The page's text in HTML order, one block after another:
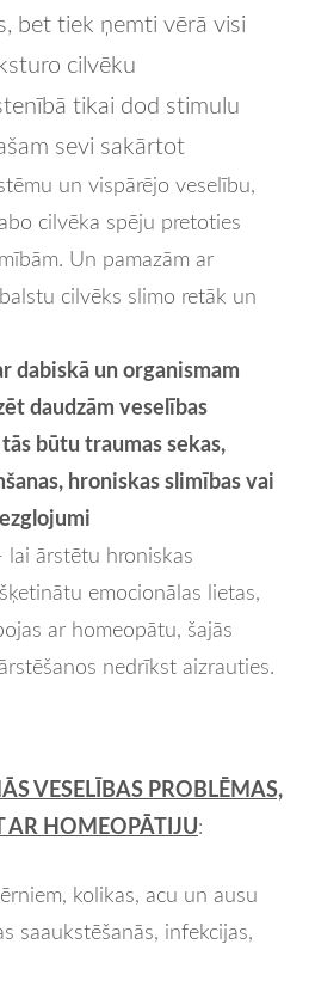
bet tiek ņemti vērā visi
cilvēku
tikai dod stimulu
sevi sakārtot
un vispārējo veselību,
cilvēka spēju pretoties
Un pamazām ar
cilvēks slimo retāk un
dabiskā un organismam
daudzām veselības
būtu traumas sekas,
hroniskas slimības vai
lai ārstētu hroniskas
emocionālas lietas,
ar homeopātu, šajās
nedrīkst aizrauties.
VESELĪBAS PROBLĒMAS,
AR HOMEOPĀTIJU:
kolikas, acu un ausu
saaukstēšanās, infekcijas,